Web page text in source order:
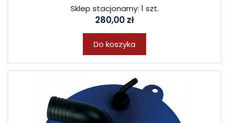
Sklep stacjonarny: 1 szt.
280,00 zł
Do koszyka